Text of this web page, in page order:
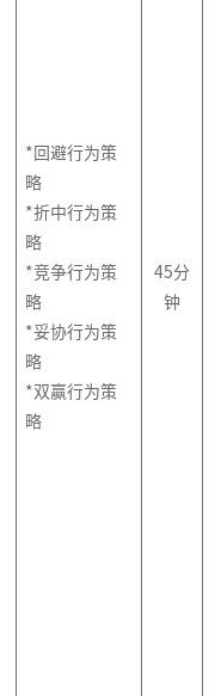
*回避行为策
略
*折中行为策
略
*竞争行为策
略
*妥协行为策
略
*双赢行为策
略
45分
钟